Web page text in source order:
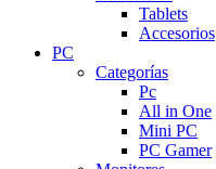
Tablets
Accesorios
PC
Categorías
Pc
All in One
Mini PC
PC Gamer